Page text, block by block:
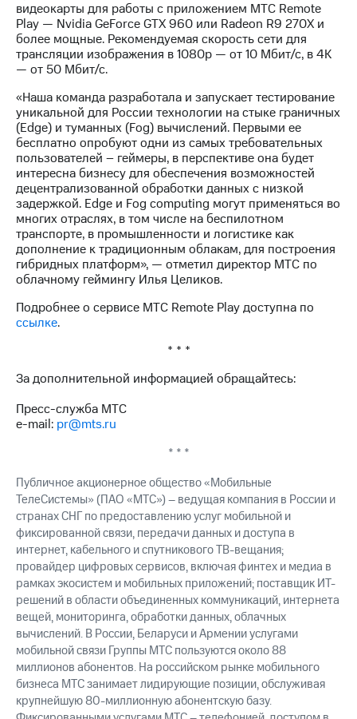
Контроль
и
аудит
Рынок
акций
Описание
Программа
приобретения
Порядок
выкупа
акций
Дивиденды
Рынок
облигаций
Описание
Еврооблигации-2023
Уведомление
погашении
Регистратор
Реквизиты
Контакты
развитие
видеокарты для работы с приложением МТС Remote
Play — Nvidia GeForce GTX 960 или Radeon R9 270X и
более мощные. Рекомендуемая скорость сети для
трансляции изображения в 1080p — от 10 Мбит/с, в 4K
— от 50 Мбит/с.
«Наша команда разработала и запускает тестирование
уникальной для России технологии на стыке граничных
(Edge) и туманных (Fog) вычислений. Первыми ее
бесплатно опробуют одни из самых требовательных
пользователей – геймеры, в перспективе она будет
интересна бизнесу для обеспечения возможностей
децентрализованной обработки данных с низкой
задержкой. Edge и Fog computing могут применяться во
многих отраслях, в том числе на беспилотном
транспорте, в промышленности и логистике как
дополнение к традиционным облакам, для построения
гибридных платформ», — отметил директор МТС по
облачному геймингу Илья Целиков.
Подробнее о сервисе MТС Remote Play доступна по
ссылке.
* * *
За дополнительной информацией обращайтесь:
Пресс-служба МТС
e-mail: pr@mts.ru
* * *
Публичное акционерное общество «Мобильные
ТелеСистемы» (ПАО «МТС») – ведущая компания в России и
странах СНГ по предоставлению услуг мобильной и
фиксированной связи, передачи данных и доступа в
интернет, кабельного и спутникового ТВ-вещания;
провайдер цифровых сервисов, включая финтех и медиа в
рамках экосистем и мобильных приложений; поставщик ИТ-
решений в области объединенных коммуникаций, интернета
вещей, мониторинга, обработки данных, облачных
вычислений. В России, Беларуси и Армении услугами
мобильной связи Группы МТС пользуются около 88
миллионов абонентов. На российском рынке мобильного
бизнеса МТС занимает лидирующие позиции, обслуживая
крупнейшую 80-миллионную абонентскую базу.